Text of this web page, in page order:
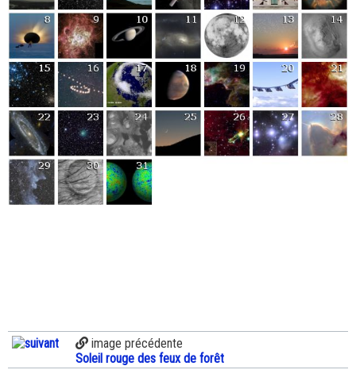
image précédente
Soleil rouge des feux de forêt